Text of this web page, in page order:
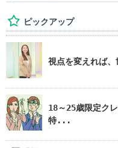
ピックアップ
視点を変えれば
18～25歳限定ク
特...